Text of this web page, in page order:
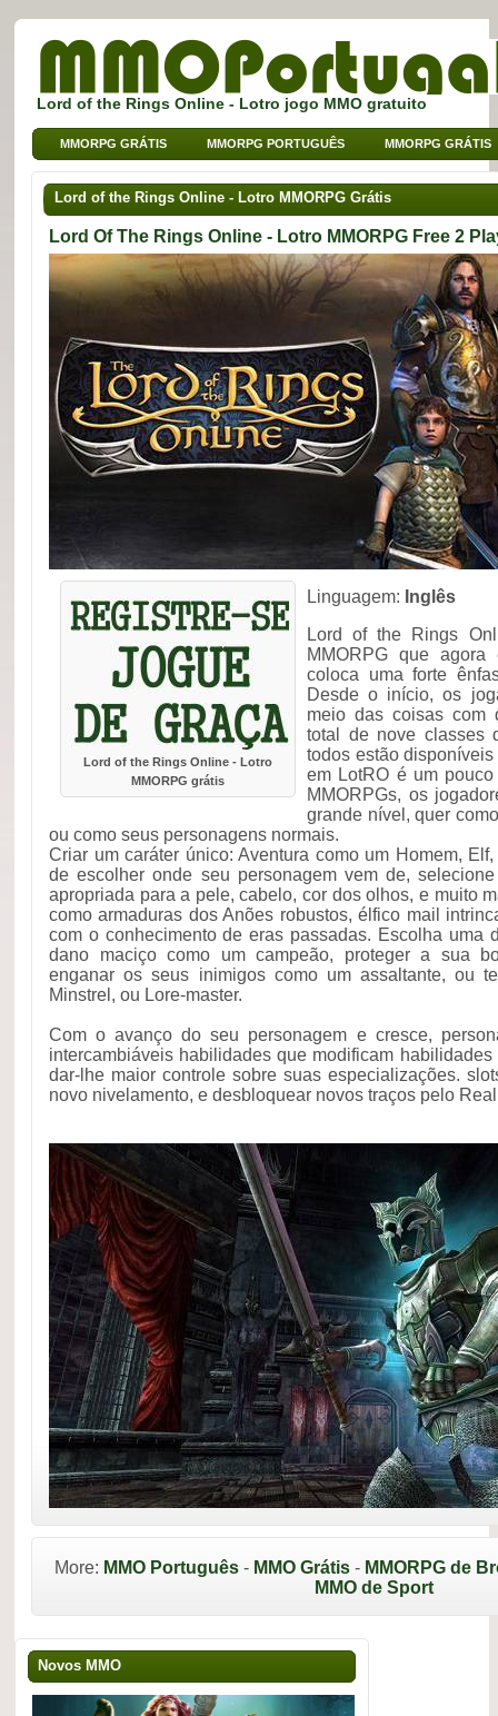
Lord of the Rings Online - Lotro jogo MMO gratuito
MMORPG GRÁTIS MMORPG PORTUGUÊS MMORPG GRÁTIS
MMO DE BROWSER MMO PARA CRIANÇAS MMO DE SPORT
Lord of the Rings Online - Lotro MMORPG Grátis
Lord Of The Rings Online - Lotro MMORPG Free 2
Lord of the Rings Online - Lotro
MMORPG grátis
Linguagem: Inglês
Lord of the Rings
MMORPG que
coloca uma forte
Desde o início, os
meio das coisas com
total de nove classes
todos estão
em LotRO é um
MMORPGs, os
grande nível, quer
ou como seus personagens normais.
Criar um caráter único: Aventura como um Homem,
de escolher onde seu personagem vem de,
apropriada para a pele, cabelo, cor dos olhos, e muito
como armaduras dos Anões robustos, élfico mail
com o conhecimento de eras passadas. Escolha uma
dano maciço como um campeão, proteger a sua
enganar os seus inimigos como um assaltante, ou
Minstrel, ou Lore-master.
Com o avanço do seu personagem e cresce,
intercambiáveis habilidades que modificam
dar-lhe maior controle sobre suas especializações.
novo nivelamento, e desbloquear novos traços pelo
More: MMO Português- MMO Grátis- MMORPG de
MMO de Sport
Novos MMO